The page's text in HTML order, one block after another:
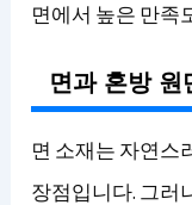
면에서 높은 만족
면과 혼방 원
면 소재는 자연스
장점입니다. 그러